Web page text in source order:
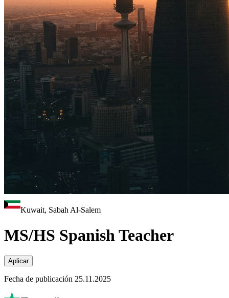
Kuwait, Sabah Al-Salem
MS/HS Spanish Teacher
Aplicar
Fecha de publicación 25.11.2025